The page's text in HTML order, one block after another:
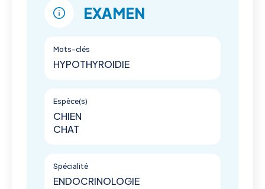
EXAMEN
Mots-clés
HYPOTHYROIDIE
Espèce(s)
CHIEN
CHAT
Spécialité
ENDOCRINOLOGIE